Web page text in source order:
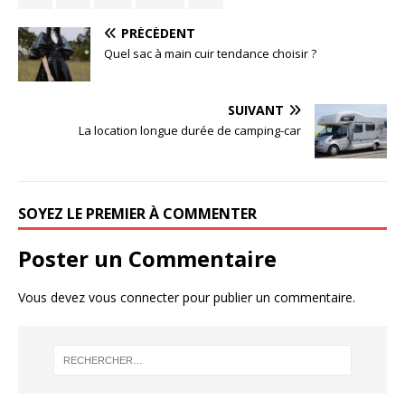
PRÉCÉDENT
Quel sac à main cuir tendance choisir ?
SUIVANT
La location longue durée de camping-car
SOYEZ LE PREMIER À COMMENTER
Poster un Commentaire
Vous devez vous connecterpour publier un commentaire.